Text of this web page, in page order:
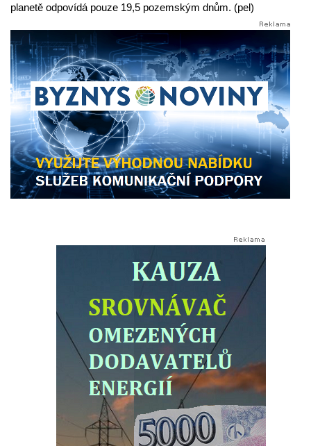
planetě odpovídá pouze 19,5 pozemským dnům. (pel)